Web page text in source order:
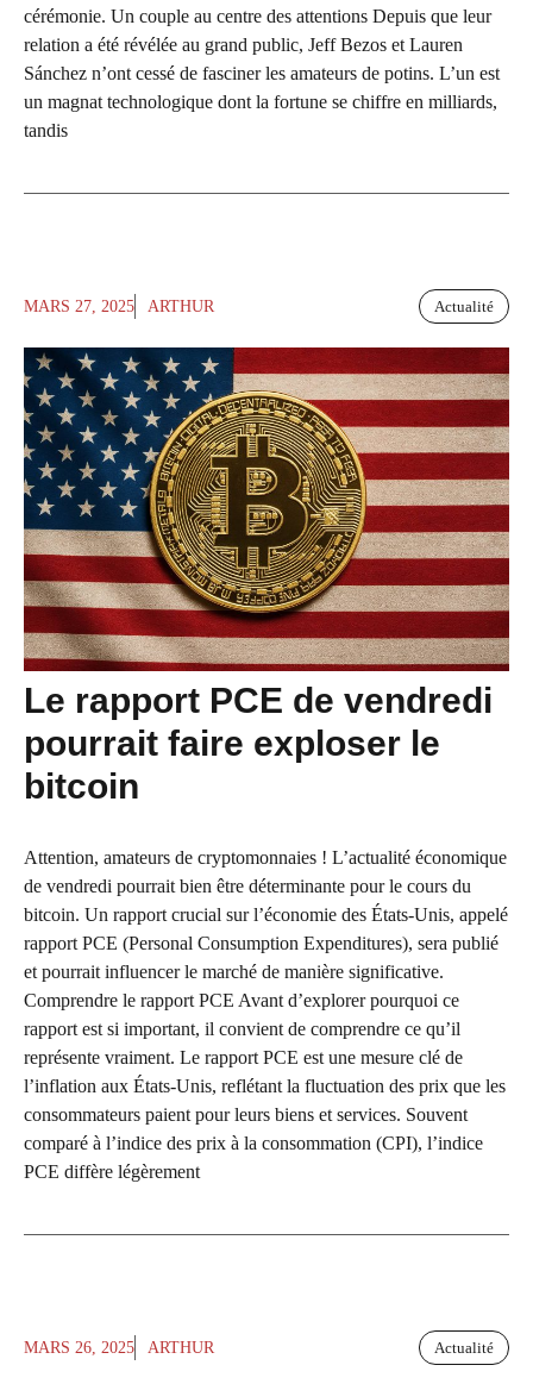
cérémonie. Un couple au centre des attentions Depuis que leur
relation a été révélée au grand public, Jeff Bezos et Lauren
Sánchez n’ont cessé de fasciner les amateurs de potins. L’un est
un magnat technologique dont la fortune se chiffre en milliards,
tandis
MARS 27, 2025 ARTHUR Actualité
Le rapport PCE de vendredi
pourrait faire exploser le
bitcoin
Attention, amateurs de cryptomonnaies ! L’actualité économique
de vendredi pourrait bien être déterminante pour le cours du
bitcoin. Un rapport crucial sur l’économie des États-Unis, appelé
rapport PCE (Personal Consumption Expenditures), sera publié
et pourrait influencer le marché de manière significative.
Comprendre le rapport PCE Avant d’explorer pourquoi ce
rapport est si important, il convient de comprendre ce qu’il
représente vraiment. Le rapport PCE est une mesure clé de
l’inflation aux États-Unis, reflétant la fluctuation des prix que les
consommateurs paient pour leurs biens et services. Souvent
comparé à l’indice des prix à la consommation (CPI), l’indice
PCE diffère légèrement
MARS 26, 2025 ARTHUR Actualité